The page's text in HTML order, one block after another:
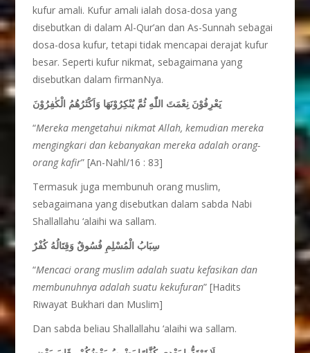
kufur amali. Kufur amali ialah dosa-dosa yang
disebutkan di dalam Al-Qur’an dan As-Sunnah sebagai
dosa-dosa kufur, tetapi tidak mencapai derajat kufur
besar. Seperti kufur nikmat, sebagaimana yang
disebutkan dalam firmanNya.
يَعْرِفُوْنَ نِعْمَتَ اللّٰهِ ثُمَّ يُنْكِرُوْنَهَا وَاَكْثَرُهُمُ الْكٰفِرُوْنَ
“Mereka mengetahui nikmat Allah, kemudian mereka
mengingkari dan kebanyakan mereka adalah orang-
orang kafir” [An-Nahl/16 : 83]
Termasuk juga membunuh orang muslim,
sebagaimana yang disebutkan dalam sabda Nabi
Shallallahu ‘alaihi wa sallam.
سِبَابُ الْمُسْلِمِ فُسُوقٌ وَقِتَالُهُ كُفْرٌ
“Mencaci orang muslim adalah suatu kefasikan dan
membunuhnya adalah suatu kekufuran” [Hadits
Riwayat Bukhari dan Muslim]
Dan sabda beliau Shallallahu ‘alaihi wa sallam.